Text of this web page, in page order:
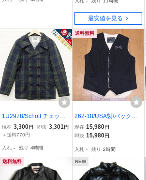
ランチコート スエード ラ
ンチジャケット
最安値を見る
1U2978/Schott チェックP
コート ブラックウォッチ
ショット
現在 3,300円 即決 3,301 円
＋送料770円
入札 - 残り 4時間
送料無料
262-18/USA製/バックド
ロップ別注/Schott/ショッ
ト/クロスボーン/裏ボア/
現在 15,980円
即決 15,980円
入札 - 残り 2時間
送料無料 NEW